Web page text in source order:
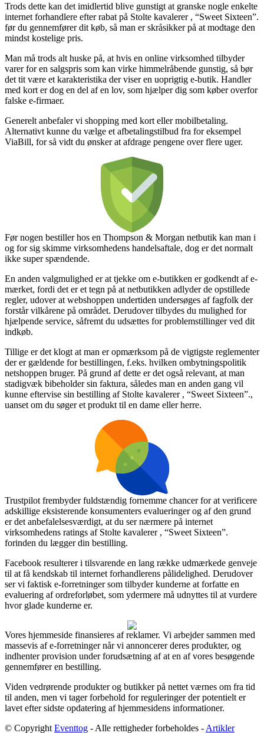
Trods dette kan det imidlertid blive gunstigt at granske nogle enkelte
internet forhandlere efter rabat på Stolte kavalerer , “Sweet Sixteen”.
før du gennemfører dit køb, så man er skråsikker på at modtage den
mindst kostelige pris.
Man må trods alt huske på, at hvis en online virksomhed tilbyder
varer for en salgspris som kan virke himmelråbende gunstig, så bør
det tit være et karakteristika der viser en uoprigtig e-butik. Handler
med kort er dog en del af en lov, som hjælper dig som køber overfor
falske e-firmaer.
Generelt anbefaler vi shopping med kort eller mobilbetaling.
Alternativt kunne du vælge et afbetalingstilbud fra for eksempel
ViaBill, for så vidt du ønsker at afdrage pengene over flere uger.
Før nogen bestiller hos en Thompson & Morgan netbutik kan man i
og for sig skimme virksomhedens handelsaftale, dog er det normalt
ikke super spændende.
En anden valgmulighed er at tjekke om e-butikken er godkendt af e-
mærket, fordi det er et tegn på at netbutikken adlyder de opstillede
regler, udover at webshoppen undertiden undersøges af fagfolk der
forstår vilkårene på området. Derudover tilbydes du mulighed for
hjælpende service, såfremt du udsættes for problemstillinger ved dit
indkøb.
Tillige er det klogt at man er opmærksom på de vigtigste reglementer
der er gældende for bestillingen, f.eks. hvilken ombytningspolitik
netshoppen bruger. På grund af dette er det også relevant, at man
stadigvæk bibeholder sin faktura, således man en anden gang vil
kunne eftervise sin bestilling af Stolte kavalerer , “Sweet Sixteen”.,
uanset om du søger et produkt til en dame eller herre.
Trustpilot frembyder fuldstændig fornemme chancer for at verificere
adskillige eksisterende konsumenters evalueringer og af den grund
er det anbefalelsesværdigt, at du ser nærmere på internet
virksomhedens ratings af Stolte kavalerer , “Sweet Sixteen”.
forinden du lægger din bestilling.
Facebook resulterer i tilsvarende en lang række udmærkede genveje
til at få kendskab til internet forhandlerens pålidelighed. Derudover
ser vi faktisk e-forretninger som tilbyder kunderne at forfatte en
evaluering af ordreforløbet, som ydermere må udnyttes til at vurdere
hvor glade kunderne er.
Vores hjemmeside finansieres af reklamer. Vi arbejder sammen med
massevis af e-forretninger når vi annoncerer deres produkter, og
indhenter provision under forudsætning af at en af vores besøgende
gennemfører en bestilling.
Viden vedrørende produkter og butikker på nettet værnes om fra tid
til anden, men vi tager forbehold for reguleringer der potentielt er
lavet efter sidste opdatering af hjemmesidens informationer.
© Copyright Eventtog - Alle rettigheder forbeholdes - Artikler